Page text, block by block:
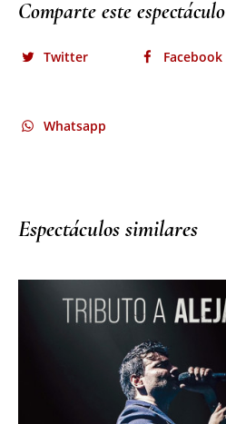
Comparte este espectáculo
Twitter Facebook
Whatsapp
Espectáculos similares